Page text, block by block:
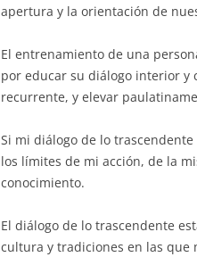
apertura y la orientación de
El entrenamiento de una
por educar su diálogo interior y
recurrente, y elevar
Si mi diálogo de lo
los límites de mi acción, de la
conocimiento.
El diálogo de lo trascendente
cultura y tradiciones en las que